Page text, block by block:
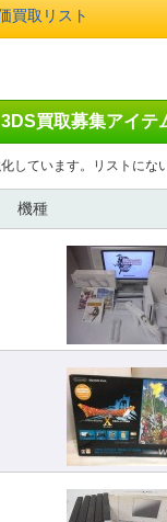
買取リスト
買取募集アイテ
しています。リストにな
機種